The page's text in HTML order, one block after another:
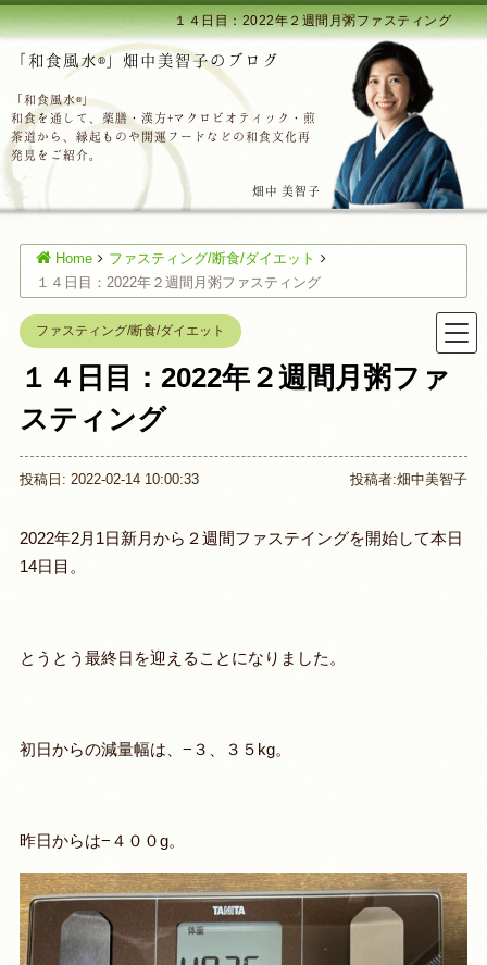
１４日目：2022年２週間月粥ファスティング
「和食風水®」畑中美智子のブログ
「和食風水®」
和食を通して、薬膳・漢方+マクロビオティック・煎
茶道から、縁起ものや開運フードなどの和食文化再
発見をご紹介。
畑中 美智子
Home
ファスティング/断食/ダイエット
１４日目：2022年２週間月粥ファスティング
ファスティング/断食/ダイエット
１４日目：2022年２週間月粥ファ
スティング
投稿日: 2022-02-14 10:00:33 投稿者:畑中美智子
2022年2月1日新月から２週間ファステイングを開始して本日
14日目。
とうとう最終日を迎えることになりました。
初日からの減量幅は、−３、３５kg。
昨日からは−４００g。